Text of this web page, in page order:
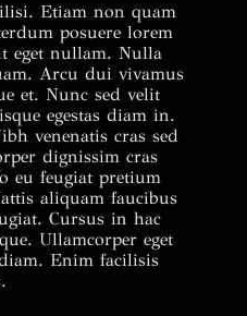
Etiam non quam
posuere lorem
eget nullam. Nulla
Arcu dui vivamus
et. Nunc sed velit
egestas diam in.
venenatis cras sed
dignissim cras
eu feugiat pretium
aliquam faucibus
Cursus in hac
Ullamcorper eget
Enim facilisis